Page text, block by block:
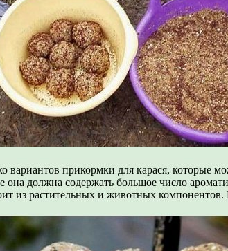
вариантов прикормки для карася,
должна содержать большое число
из растительных и животных